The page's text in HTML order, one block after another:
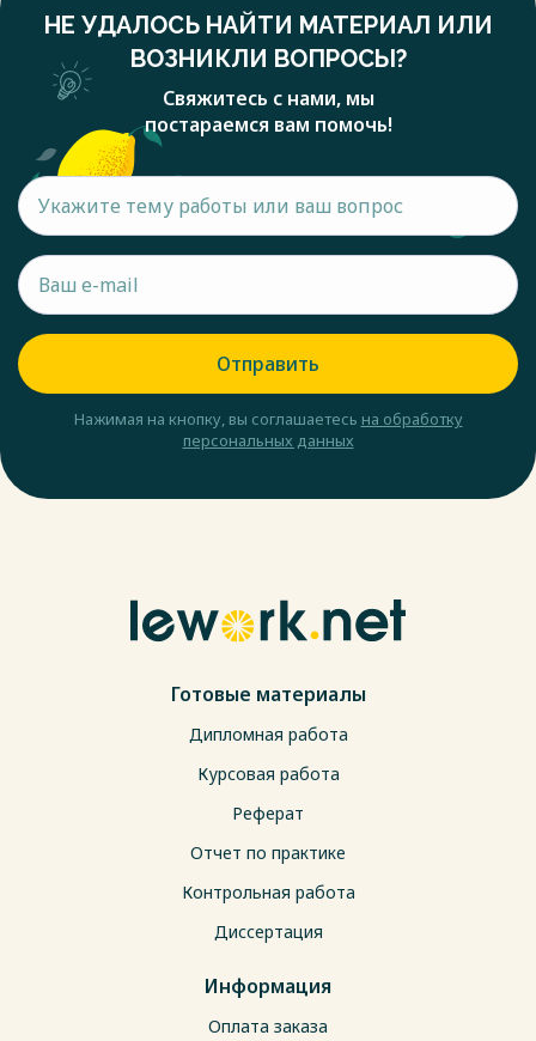
НЕ УДАЛОСЬ НАЙТИ МАТЕРИАЛ ИЛИ
ВОЗНИКЛИ ВОПРОСЫ?
Свяжитесь с нами, мы
постараемся вам помочь!
Отправить
Нажимая на кнопку, вы соглашаетесь на обработку
персональных данных
Готовые материалы
Дипломная работа
Курсовая работа
Реферат
Отчет по практике
Контрольная работа
Диссертация
Информация
Оплата заказа